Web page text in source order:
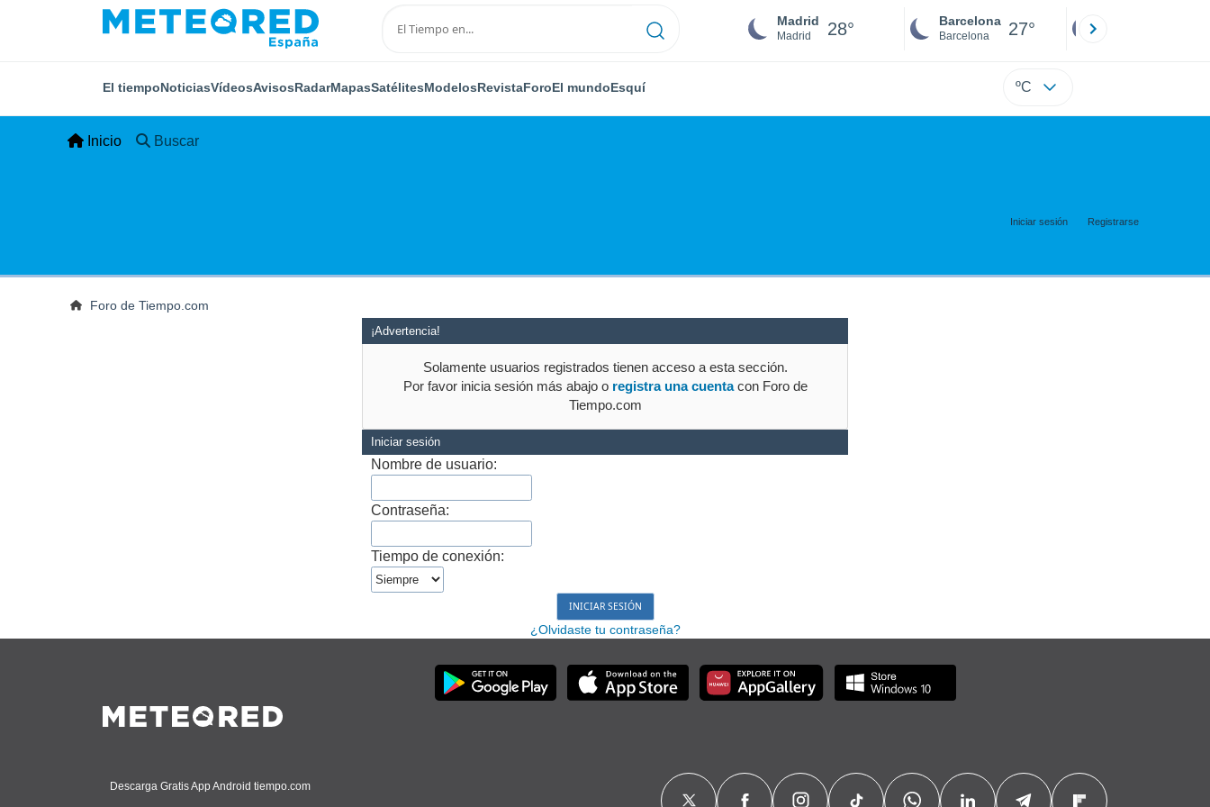
Madrid
Madrid 28° Barcelona
Barcelona 27°
El tiempoNoticiasVídeosAvisosRadarMapasSatélitesModelosRevistaForoEl mundoEsquí ºC
Inicio Buscar
Iniciar sesión Registrarse
Foro de Tiempo.com
¡Advertencia!
Solamente usuarios registrados tienen acceso a esta sección.
Por favor inicia sesión más abajo o registra una cuentacon Foro de
Tiempo.com
Iniciar sesión
Nombre de usuario:
Contraseña:
Tiempo de conexión:
¿Olvidaste tu contraseña?
Descarga Gratis App Android tiempo.com